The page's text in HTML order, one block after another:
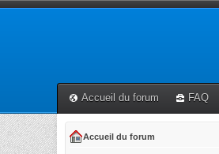
Accueil du forum FAQ
Accueil du forum